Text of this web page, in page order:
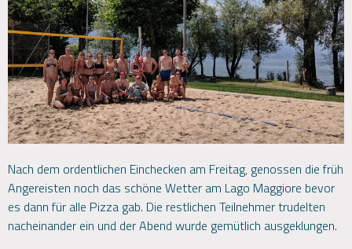
Nach dem ordentlichen Einchecken am Freitag, genossen die früh
Angereisten noch das schöne Wetter am Lago Maggiore bevor
es dann für alle Pizza gab. Die restlichen Teilnehmer trudelten
nacheinander ein und der Abend wurde gemütlich ausgeklungen.